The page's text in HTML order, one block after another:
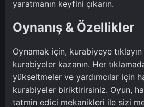
yaratmanın keyfini çıkarın.
Oynanış & Özellikler
Oynamak için, kurabiyeye
kurabiyeler kazanın. Her
yükseltmeler ve yardımcılar için
kurabiyeler biriktirirsiniz. Oyun,
tatmin edici mekanikleri ile sizi